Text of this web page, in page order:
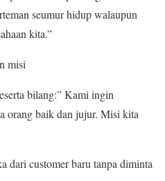
seumur hidup walaupun
kita.”
misi
bilang:” Kami ingin
orang baik dan jujur. Misi kita
dari customer baru tanpa diminta